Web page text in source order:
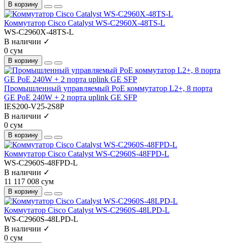
В корзину
Коммутатор Cisco Catalyst WS-C2960X-48TS-L
WS-C2960X-48TS-L
В наличии ✓
0 сум
В корзину
Промышленный управляемый PoE коммутатор L2+, 8 порта
GE PoE 240W + 2 порта uplink GE SFP
IES200-V25-2S8P
В наличии ✓
0 сум
В корзину
Коммутатор Cisco Catalyst WS-C2960S-48FPD-L
WS-C2960S-48FPD-L
В наличии ✓
11 117 008 сум
В корзину
Коммутатор Cisco Catalyst WS-C2960S-48LPD-L
WS-C2960S-48LPD-L
В наличии ✓
0 сум